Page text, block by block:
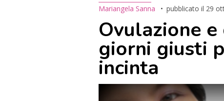
Mariangela Sanna pubblicato il 29
Ovulazione
giorni giusti
incinta